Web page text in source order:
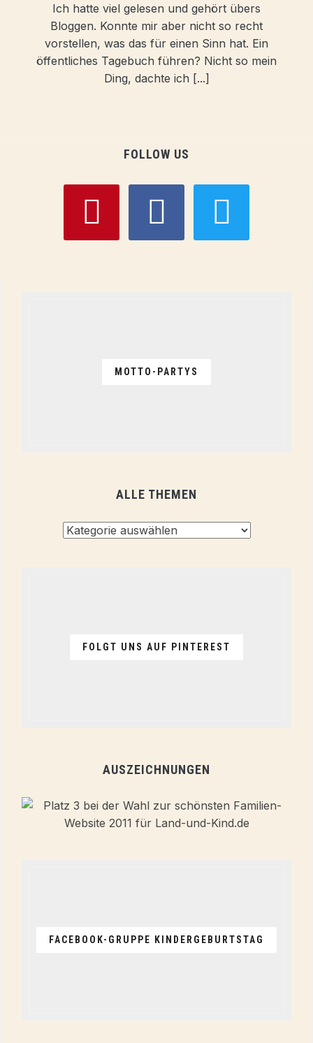
Ich hatte viel gelesen und gehört übers
Bloggen. Konnte mir aber nicht so recht
vorstellen, was das für einen Sinn hat. Ein
öffentliches Tagebuch führen? Nicht so mein
Ding, dachte ich [...]
FOLLOW US
MOTTO-PARTYS
ALLE THEMEN
FOLGT UNS AUF PINTEREST
AUSZEICHNUNGEN
FACEBOOK-GRUPPE KINDERGEBURTSTAG